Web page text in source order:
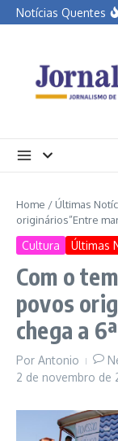
Ir para o conteúdo
Notícias Quentes
O
Home / Últimas
originários”Entre
Cultura Últimas
Com o
povos
chega a
Por Antonio
2 de novembro de